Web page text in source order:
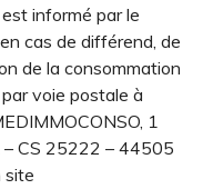
informé par le
cas de différend, de
de la consommation
voie postale à
1
– CS 25222 – 44505
site